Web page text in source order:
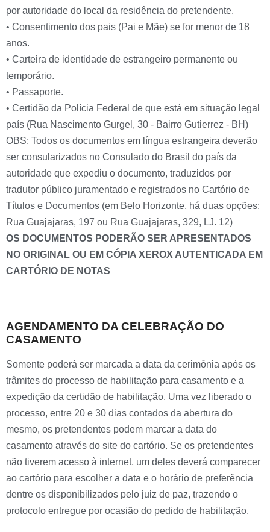
por autoridade do local da residência do pretendente.
• Consentimento dos pais (Pai e Mãe) se for menor de 18
anos.
• Carteira de identidade de estrangeiro permanente ou
temporário.
• Passaporte.
• Certidão da Polícia Federal de que está em situação legal
país (Rua Nascimento Gurgel, 30 - Bairro Gutierrez - BH)
OBS: Todos os documentos em língua estrangeira deverão
ser consularizados no Consulado do Brasil do país da
autoridade que expediu o documento, traduzidos por
tradutor público juramentado e registrados no Cartório de
Títulos e Documentos (em Belo Horizonte, há duas opções:
Rua Guajajaras, 197 ou Rua Guajajaras, 329, LJ. 12)
OS DOCUMENTOS PODERÃO SER APRESENTADOS
NO ORIGINAL OU EM CÓPIA XEROX AUTENTICADA EM
CARTÓRIO DE NOTAS
AGENDAMENTO DA CELEBRAÇÃO DO
CASAMENTO
Somente poderá ser marcada a data da cerimônia após os
trâmites do processo de habilitação para casamento e a
expedição da certidão de habilitação. Uma vez liberado o
processo, entre 20 e 30 dias contados da abertura do
mesmo, os pretendentes podem marcar a data do
casamento através do site do cartório. Se os pretendentes
não tiverem acesso à internet, um deles deverá comparecer
ao cartório para escolher a data e o horário de preferência
dentre os disponibilizados pelo juiz de paz, trazendo o
protocolo entregue por ocasião do pedido de habilitação.